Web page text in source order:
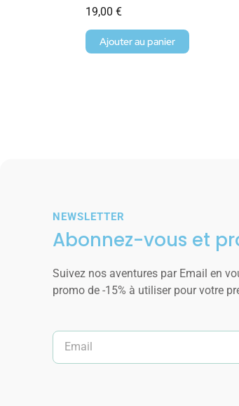
19,00 €
Ajouter au panier
NEWSLETTER
Abonnez-vous et
Suivez nos aventures par Email en
promo de -15% à utiliser pour votre